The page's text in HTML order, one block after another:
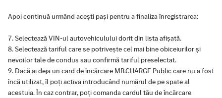
Apoi continuă urmând acești pași pentru a finaliza înregistrarea:
Selectează VIN-ul autovehiculului dorit din lista afișată.
Selectează tariful care se potrivește cel mai bine obiceiurilor și
nevoilor tale de condus sau confirmă tariful preselectat.
Dacă ai deja un card de încărcare MB.CHARGE Public care nu a fost
încă utilizat, îl poți activa introducând numărul de pe spate al
acestuia. În caz contrar, poți comanda cardul tău de încărcare